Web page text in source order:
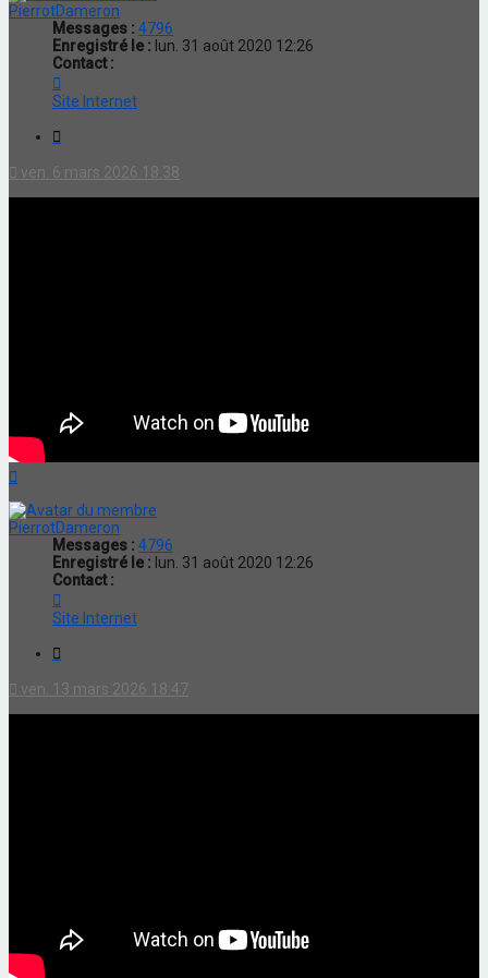
PierrotDameron
Messages : 4796
Enregistré le : lun. 31 août 2020 12:26
Contact :
PierrotDameron
Site Internet
ven. 6 mars 2026 18:38
PierrotDameron
Messages : 4796
Enregistré le : lun. 31 août 2020 12:26
Contact :
PierrotDameron
Site Internet
ven. 13 mars 2026 18:47